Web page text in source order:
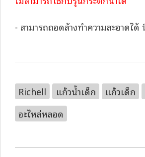
- สามารถถอดล้างทำความสะอาดได้
Richell แก้วน้ำเด็ก แก้วเด็ก
อะไหล่หลอด